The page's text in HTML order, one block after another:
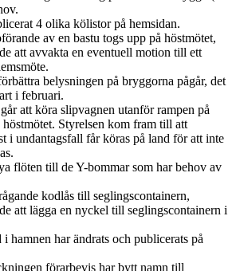
4 olika kölistor på hemsidan.
av en bastu togs upp på höstmötet,
att avvakta en eventuell motion till ett
belysningen på bryggorna pågår, det
i februari.
att köra slipvagnen utanför rampen på
Styrelsen kom fram till att
i undantagsfall får köras på land för att inte
flöten till de Y-bommar som har behov av
kodlås till seglingscontainern,
att lägga en nyckel till seglingscontainern i
hamnen har ändrats och publicerats på
förarbevis har bytt namn till